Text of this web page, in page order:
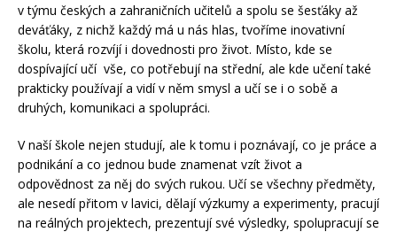
v týmu českých a zahraničních učitelů a spolu se šesťáky až
deváťáky, z nichž každý má u nás hlas, tvoříme inovativní
školu, která rozvíjí i dovednosti pro život. Místo, kde se
dospívající učí vše, co potřebují na střední, ale kde učení také
prakticky používají a vidí v něm smysl a učí se i o sobě a
druhých, komunikaci a spolupráci.
V naší škole nejen studují, ale k tomu i poznávají, co je práce a
podnikání a co jednou bude znamenat vzít život a
odpovědnost za něj do svých rukou. Učí se všechny předměty,
ale nesedí přitom v lavici, dělají výzkumy a experimenty, pracují
na reálných projektech, prezentují své výsledky, spolupracují se